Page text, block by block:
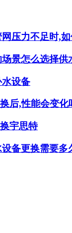
压力不足时,
景怎么选择供
设备
后,性能会变化
宇思特
备更换需要多